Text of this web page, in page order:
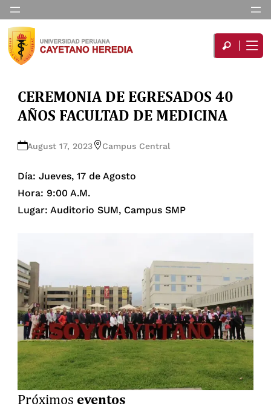
CEREMONIA DE EGRESADOS 40
AÑOS FACULTAD DE MEDICINA
August 17, 2023 Campus Central
Día: Jueves, 17 de Agosto
Hora: 9:00 A.M.
Lugar: Auditorio SUM, Campus SMP
Próximos eventos